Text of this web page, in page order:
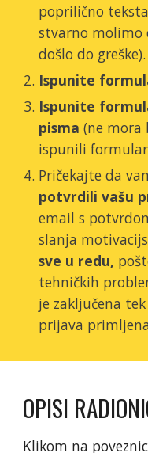
poprilično
stvarno molimo
došlo do greške).
Ispunite
Ispunite
pisma (ne
ispunili
Pričekajte da
potvrdili vašu
email s
slanja
sve u redu,
tehničkih
je zaključena
prijava
OPISI
Klikom na